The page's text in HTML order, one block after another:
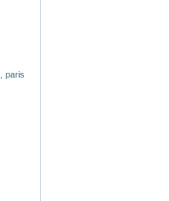
paris